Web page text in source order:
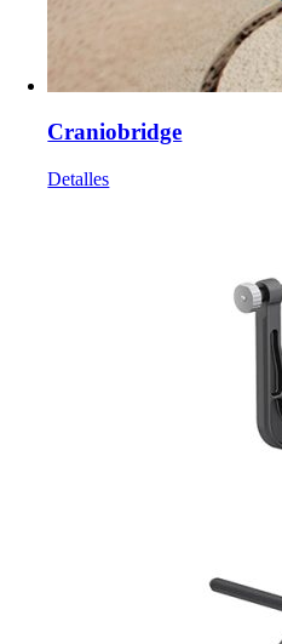
Craniobridge
Detalles